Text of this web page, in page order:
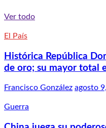
Ver todo
El País
Histórica República
de oro; su mayor total
Francisco González agosto
Guerra